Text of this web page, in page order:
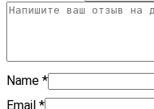
Name *
Email *